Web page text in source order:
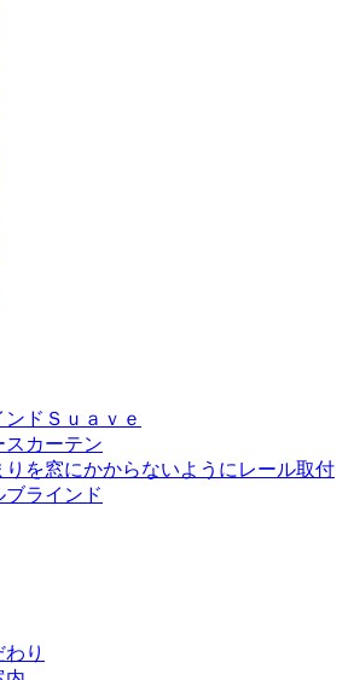
ドＳｕａｖｅ
スカーテン
りを窓にかからないようにレール取付
ラインド
り